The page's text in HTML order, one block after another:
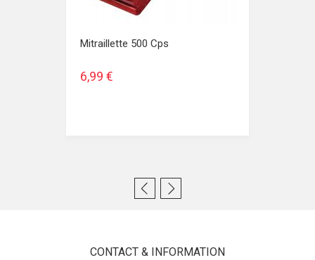
Mitraillette 500 Cps
6,99 €
CONTACT & INFORMATION